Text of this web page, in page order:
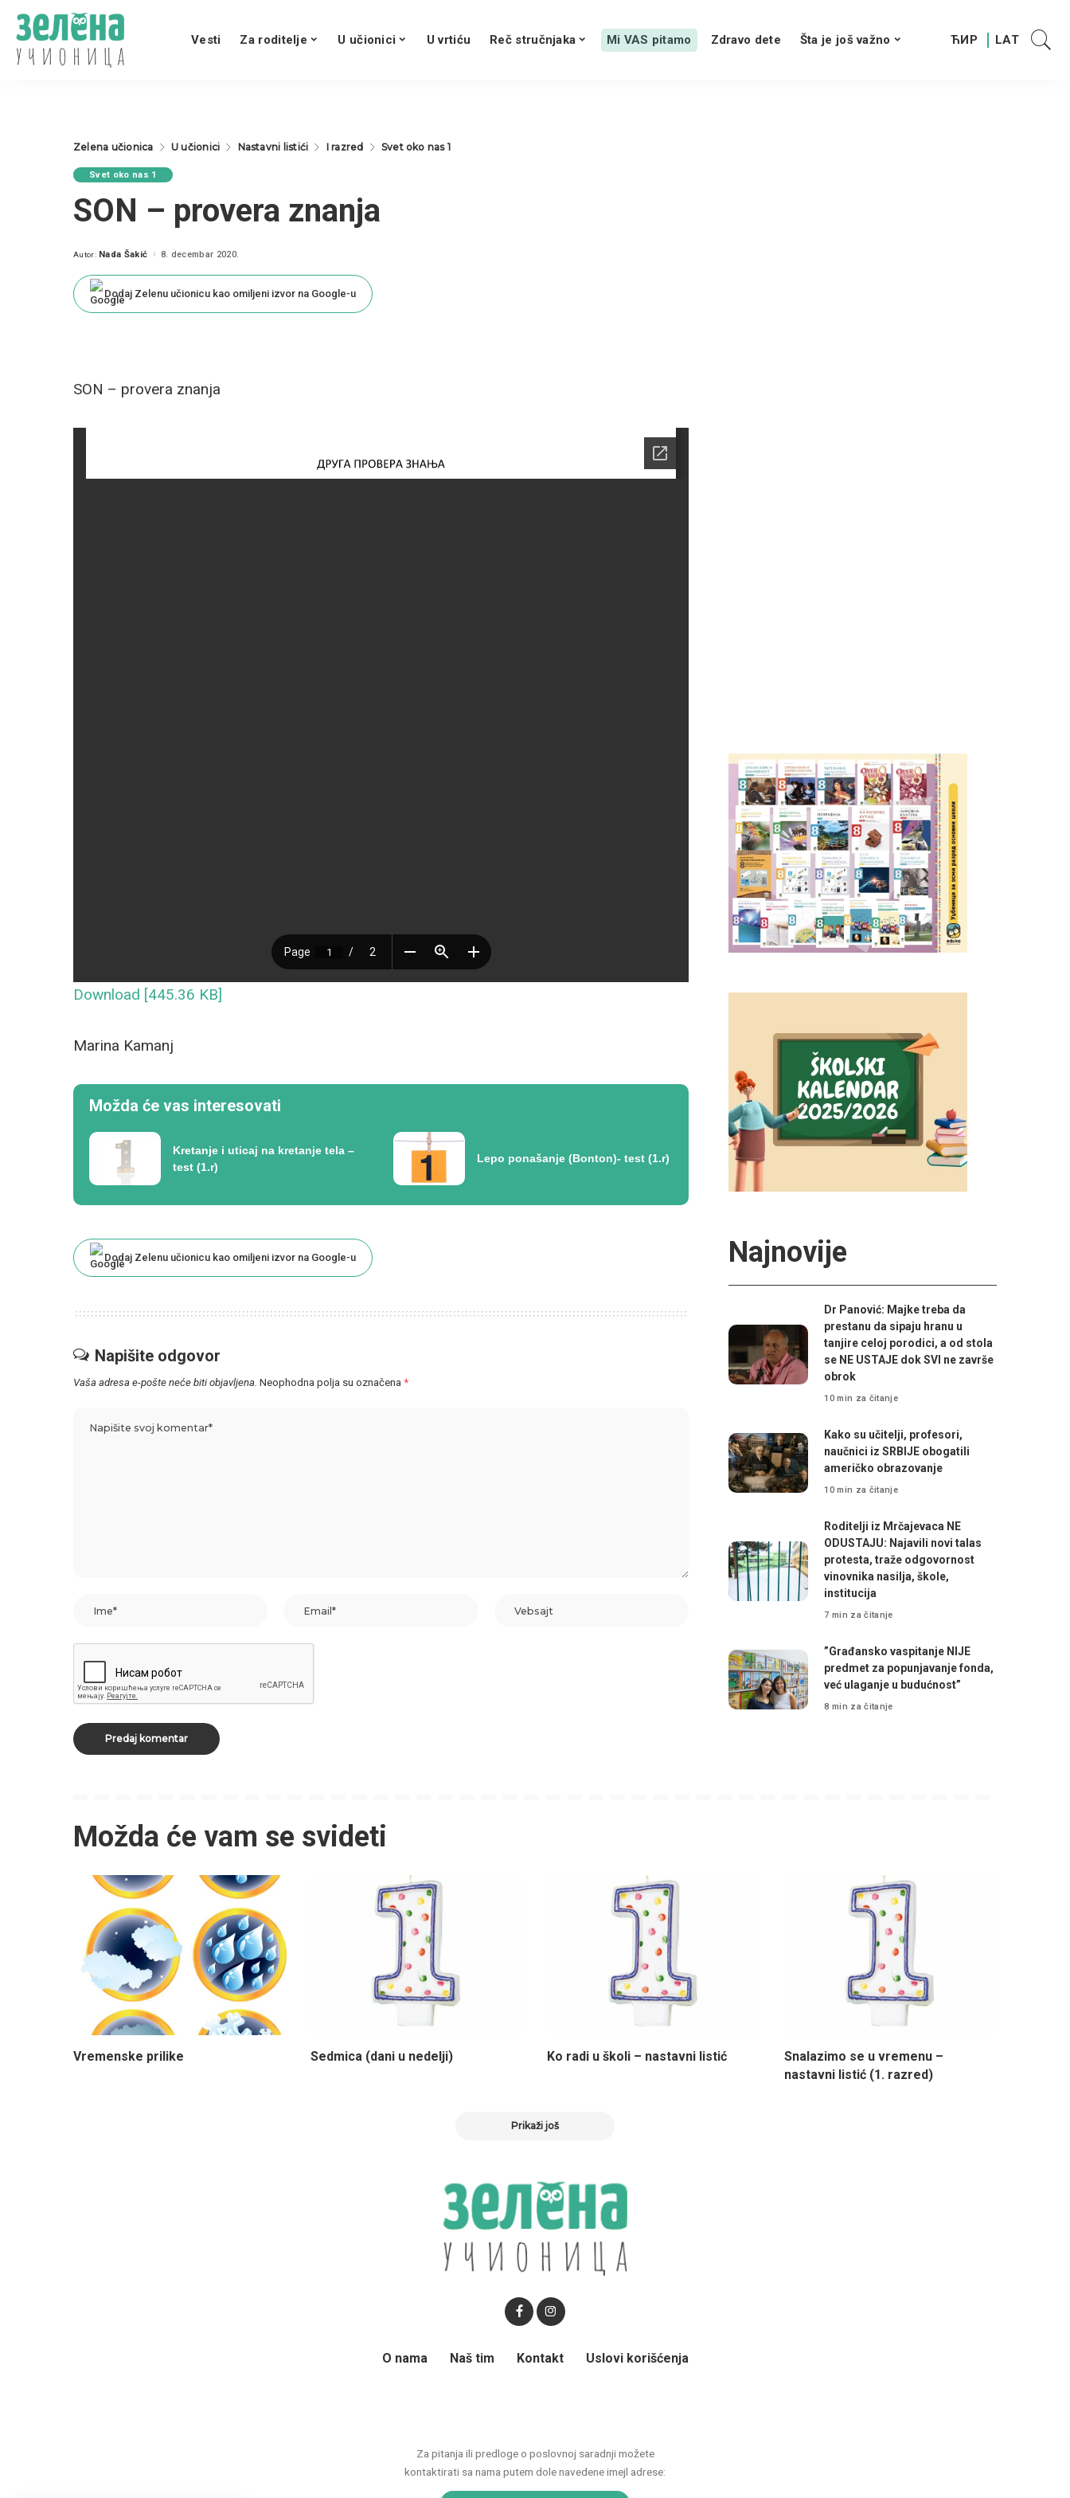
Vesti Za roditelje U učionici U vrtiću Reč stručnjaka Mi VAS pitamo Zdravo dete Šta je još važno
Zelena učionica U učionici Nastavni listići I razred Svet oko nas 1
Svet oko nas 1
SON – provera znanja
Posted
Autor: Nada Šakić 8. decembar 2020.
Dodaj Zelenu učionicu kao omiljeni izvor na Google-u
SON – provera znanja
Download [445.36 KB]
Marina Kamanj
Možda će vas interesovati
Kretanje i uticaj na kretanje tela –
test (1.r)
Lepo ponašanje (Bonton)- test (1.r)
Dodaj Zelenu učionicu kao omiljeni izvor na Google-u
Napišite odgovor
Vaša adresa e-pošte neće biti objavljena. Neophodna polja su označena *
Najnovije
Dr Panović: Majke treba da
prestanu da sipaju hranu u
tanjire celoj porodici, a od stola
se NE USTAJE dok SVI ne završe
obrok
10 min za čitanje
Kako su učitelji, profesori,
naučnici iz SRBIJE obogatili
američko obrazovanje
10 min za čitanje
Roditelji iz Mrčajevaca NE
ODUSTAJU: Najavili novi talas
protesta, traže odgovornost
vinovnika nasilja, škole,
institucija
7 min za čitanje
”Građansko vaspitanje NIJE
predmet za popunjavanje fonda,
već ulaganje u budućnost”
8 min za čitanje
Možda će vam se svideti
Vremenske prilike Sedmica (dani u nedelji) Ko radi u školi – nastavni listić
Snalazimo se u vremenu –
nastavni listić (1. razred)
Prikaži još
Za pitanja ili predloge o poslovnoj saradnji možete
kontaktirati sa nama putem dole navedene imejl adrese:
O nama Naš tim Kontakt Uslovi korišćenja